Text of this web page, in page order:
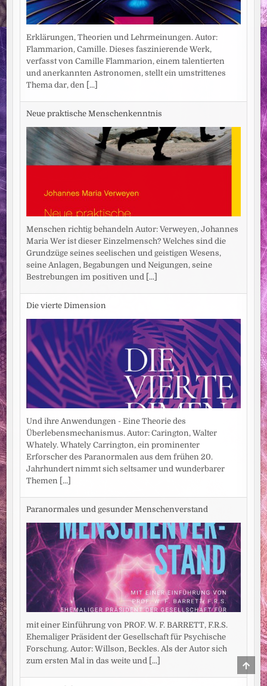
Erklärungen, Theorien und Lehrmeinungen. Autor:
Flammarion, Camille. Dieses faszinierende Werk,
verfasst von Camille Flammarion, einem talentierten
und anerkannten Astronomen, stellt ein umstrittenes
Thema dar, den [...]
Neue praktische Menschenkenntnis
Menschen richtig behandeln Autor: Verweyen, Johannes
Maria Wer ist dieser Einzelmensch? Welches sind die
Grundzüge seines seelischen und geistigen Wesens,
seine Anlagen, Begabungen und Neigungen, seine
Bestrebungen im positiven und [...]
Die vierte Dimension
Und ihre Anwendungen - Eine Theorie des
Überlebensmechanismus. Autor: Carington, Walter
Whately. Whately Carrington, ein prominenter
Erforscher des Paranormalen aus dem frühen 20.
Jahrhundert nimmt sich seltsamer und wunderbarer
Themen [...]
Paranormales und gesunder Menschenverstand
mit einer Einführung von PROF. W. F. BARRETT, F.R.S.
Ehemaliger Präsident der Gesellschaft für Psychische
Forschung. Autor: Willson, Beckles. Als der Autor sich
zum ersten Mal in das weite und [...]
TO
TOP